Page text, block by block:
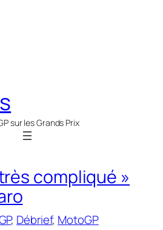
sur les Grands Prix
compliqué »
, Débrief, MotoGP